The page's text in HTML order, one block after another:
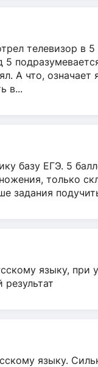
телевизор в
А что,
в...
базу ЕГЭ. 5
только
задания
языку,
языку.